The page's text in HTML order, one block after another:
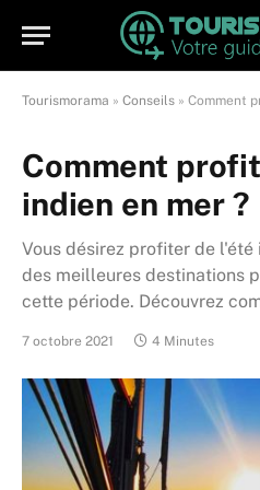
Tourismorama » Conseils » Comment
Comment
indien en mer ?
Vous désirez profiter de l'été
des meilleures destinations
cette période. Découvrez
7 octobre 2021 4 Minutes